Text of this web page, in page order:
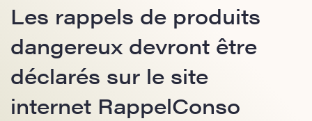
Les rappels de produits
dangereux devront être
déclarés sur le site
internet RappelConso